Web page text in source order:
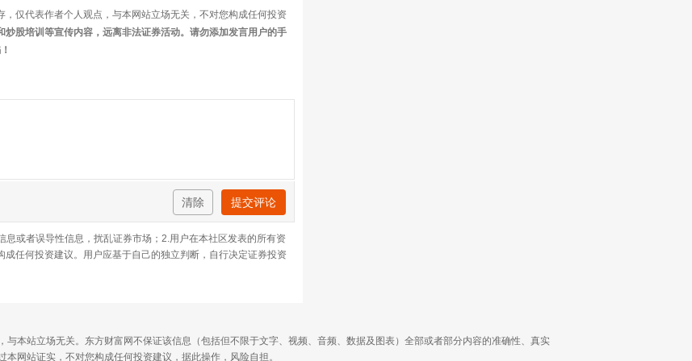
仅代表作者个人观点，与本网站立场无关，不对您构成任何投资
炒股培训等宣传内容，远离非法证券活动。请勿添加发言用户的手
清除 提交评论
或者误导性信息，扰乱证券市场；2.用户在本社区发表的所有资
任何投资建议。用户应基于自己的独立判断，自行决定证券投资
本站立场无关。东方财富网不保证该信息（包括但不限于文字、视频、音频、数据及图表）全部或者部分内容的准确性、真实
网站证实，不对您构成任何投资建议，据此操作，风险自担。